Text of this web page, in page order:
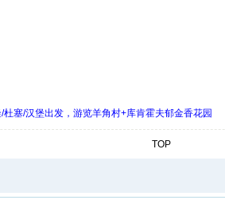
塞/汉堡出发，游览羊角村+库肯霍夫郁金香花园
TOP